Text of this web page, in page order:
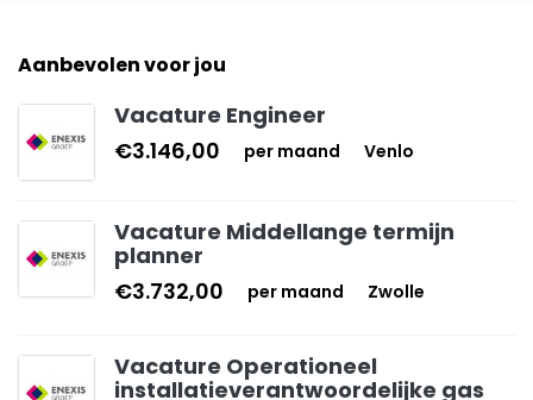
Aanbevolen voor jou
Vacature Engineer
€3.146,00
per maand Venlo
Vacature Middellange termijn
planner
€3.732,00
per maand Zwolle
Vacature Operationeel
installatieverantwoordelijke gas